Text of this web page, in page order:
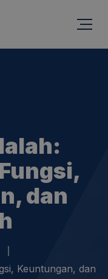
dan
Keuntungan, dan